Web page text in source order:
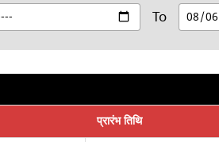
To
प्रारंभ तिथि